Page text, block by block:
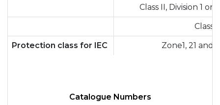
Class II, Division 1 or
Class
Protection class for IEC Zone1, 21 and
Catalogue Numbers